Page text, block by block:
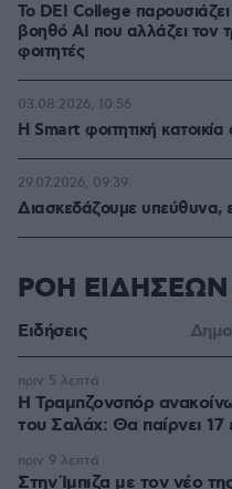
Το DEI College
βοηθό AI που αλλάζει τον
φοιτητές
Η Smart φοιτητική
03.08.2026, 10:56
Διασκεδάζουμε υπεύθυνα,
29.07.2026, 09:39
ΡΟΗ ΕΙΔΗΣΕΩΝ
Ειδήσεις
Η Τραμπζονσπόρ
του Σαλάχ: Θα παίρνει
πριν 5 λεπτά
Στην Ίμπιζα με τον νέο
πριν 9 λεπτά